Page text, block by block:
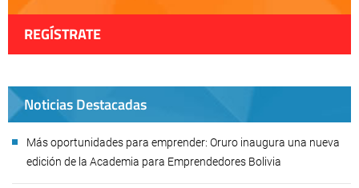
REGÍSTRATE
Noticias Destacadas
Más oportunidades para emprender: Oruro inaugura una nueva
edición de la Academia para Emprendedores Bolivia